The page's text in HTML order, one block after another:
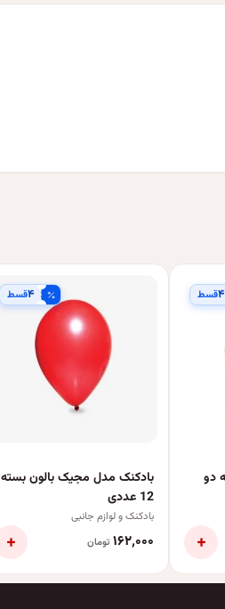
۴قسط
دو
+
۴قسط
بادکنک مدل مجیک بالون بسته
12 عددی
بادکنک و لوازم جانبی
۱۶۲٬۰۰۰ تومان +